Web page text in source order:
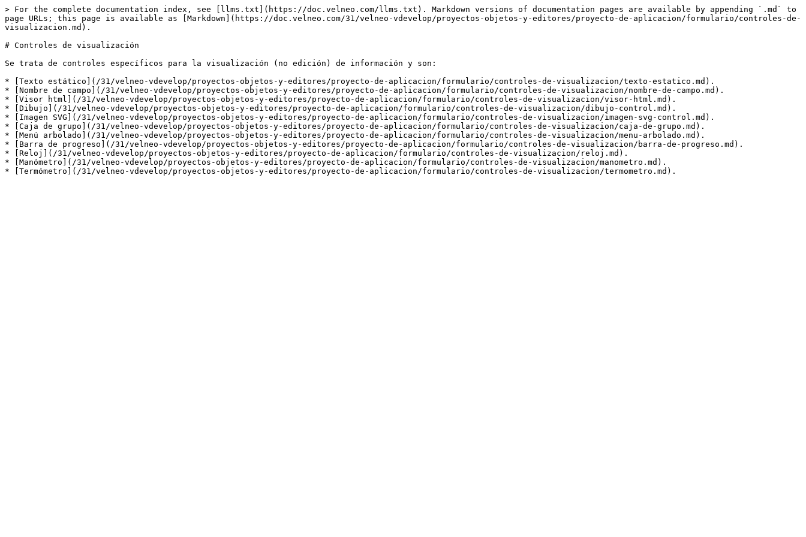
> For the complete documentation index, see [llms.txt](https://doc.velneo.com/llms.txt). Markdown versions of documentation pages are available by appending `.md` to
page URLs; this page is available as [Markdown](https://doc.velneo.com/31/velneo-vdevelop/proyectos-objetos-y-editores/proyecto-de-aplicacion/formulario/controles-de-
visualizacion.md).
# Controles de visualización
Se trata de controles específicos para la visualización (no edición) de información y son:
* [Texto estático](/31/velneo-vdevelop/proyectos-objetos-y-editores/proyecto-de-aplicacion/formulario/controles-de-visualizacion/texto-estatico.md).
* [Nombre de campo](/31/velneo-vdevelop/proyectos-objetos-y-editores/proyecto-de-aplicacion/formulario/controles-de-visualizacion/nombre-de-campo.md).
* [Visor html](/31/velneo-vdevelop/proyectos-objetos-y-editores/proyecto-de-aplicacion/formulario/controles-de-visualizacion/visor-html.md).
* [Dibujo](/31/velneo-vdevelop/proyectos-objetos-y-editores/proyecto-de-aplicacion/formulario/controles-de-visualizacion/dibujo-control.md).
* [Imagen SVG](/31/velneo-vdevelop/proyectos-objetos-y-editores/proyecto-de-aplicacion/formulario/controles-de-visualizacion/imagen-svg-control.md).
* [Caja de grupo](/31/velneo-vdevelop/proyectos-objetos-y-editores/proyecto-de-aplicacion/formulario/controles-de-visualizacion/caja-de-grupo.md).
* [Menú arbolado](/31/velneo-vdevelop/proyectos-objetos-y-editores/proyecto-de-aplicacion/formulario/controles-de-visualizacion/menu-arbolado.md).
* [Barra de progreso](/31/velneo-vdevelop/proyectos-objetos-y-editores/proyecto-de-aplicacion/formulario/controles-de-visualizacion/barra-de-progreso.md).
* [Reloj](/31/velneo-vdevelop/proyectos-objetos-y-editores/proyecto-de-aplicacion/formulario/controles-de-visualizacion/reloj.md).
* [Manómetro](/31/velneo-vdevelop/proyectos-objetos-y-editores/proyecto-de-aplicacion/formulario/controles-de-visualizacion/manometro.md).